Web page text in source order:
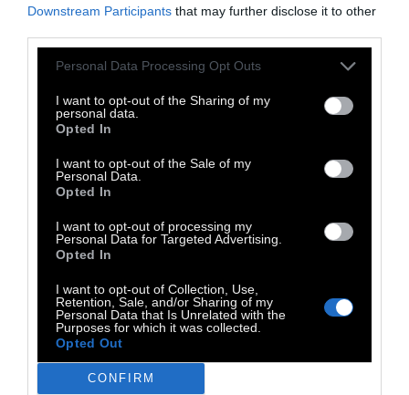
Downstream Participants that may further disclose it to other
Personal Data Processing Opt Outs
I want to opt-out of the Sharing of my
personal data.
Opted In
I want to opt-out of the Sale of my
Personal Data.
Opted In
I want to opt-out of processing my
Personal Data for Targeted Advertising.
Opted In
I want to opt-out of Collection, Use,
Retention, Sale, and/or Sharing of my
Personal Data that Is Unrelated with the
Purposes for which it was collected.
Opted Out
CONFIRM
Al-Hadid, Monira Al Quadiri, Αθανάσιος
Αργιανάς, Lynda Benglis, Κωστής Βελώνης,
Βαγγέλης Βλάχος, Alexander Brack, Ειρήνη
Βουρλούμη, Απόστολος Γεωργίου, Pier Paolo
Calzolari, Chryssa, Navine G. Dossos, Ειρήνη
Artan Hajrullahu, Mona Hatoum, Γιώργος
Ιωάννου, Emily Jacir, Sven Johne, Διονύσης
Καβαλλιεράτος, Κωνσταντίνος Κακανιάς,
Bouchra Khalili, Πάνος Κοκκινιάς, Γιάννης
Κουνέλλης, Nate Lowman, Matthias Meisen,
Rabih Mroué, Ελένη Μυλωνά, Jennifer Nelson,
Μπία Ντάβου, Gabriel Orozco, George Osodi,
Adrian Paci, Μαλβίνα Παναγιωτίδη, Μαρία
Παπαδημητρίου, Λήδα Παπακωνσταντίνου,